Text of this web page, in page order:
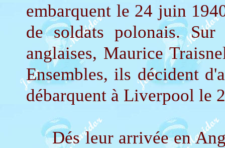
embarquent le 24 juin
de soldats polonais.
anglaises, Maurice
Ensembles, ils décident
débarquent à Liverpool le
Dés leur arrivée en